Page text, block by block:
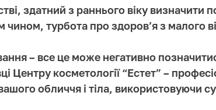
здатний з раннього віку
турбота про здоров’я з малого
– все це може негативно
Центру косметології “Естет” –
обличчя і тіла, використовуючи